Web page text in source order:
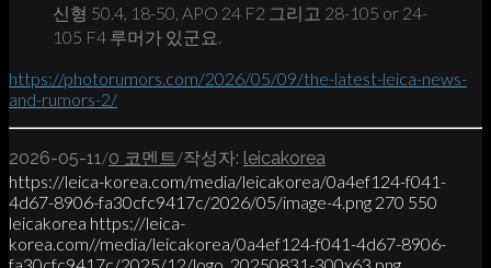
신형 50.4, 18-50, APO 24 F2 그리고 28-105 or 24-
105 F4 루머가 있군요.
https://photorumors.com/2026/05/09/the-latest-leica-news-
and-rumors-2/
2026-05-11/0 코멘트/작성자: leicakorea
https://leica-korea.com/media/leicakorea/0a4ef124-f041-
4d67-8906-fa30cfc9417c/2026/05/image-4.png 270 550
leicakorea https://leica-
korea.com//media/leicakorea/0a4ef124-f041-4d67-8906-